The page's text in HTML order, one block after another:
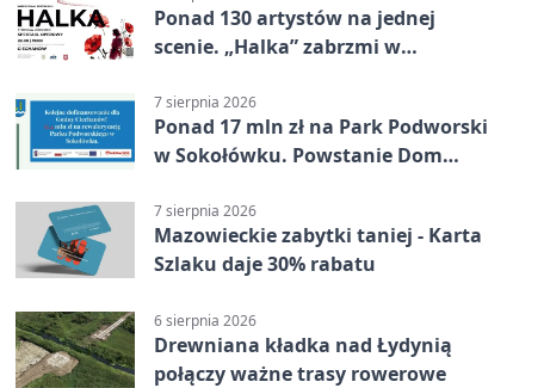
Ponad 130 artystów na jednej
scenie. „Halka” zabrzmi w
7 sierpnia 2026
Ponad 17 mln zł na Park Podworski
w Sokołówku. Powstanie Dom
7 sierpnia 2026
Mazowieckie zabytki taniej - Karta
Szlaku daje 30% rabatu
6 sierpnia 2026
Drewniana kładka nad Łydynią
połączy ważne trasy rowerowe